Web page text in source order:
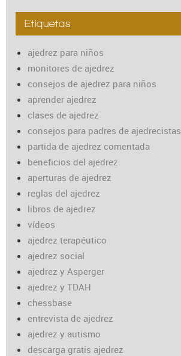
Etiquetas
ajedrez para niños
monitores de ajedrez
consejos de ajedrez para niños
aprender ajedrez
clases de ajedrez
consejos para padres de ajedrecistas
partida de ajedrez comentada
beneficios del ajedrez
aperturas de ajedrez
reglas del ajedrez
libros de ajedrez
vídeos
ajedrez terapéutico
ajedrez social
ajedrez y Asperger
ajedrez y TDAH
chessbase
entrevista de ajedrez
ajedrez y autismo
descarga gratis ajedrez